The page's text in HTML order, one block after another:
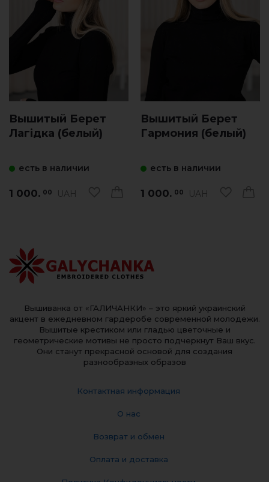
Вышитый Берет
Лагідка (белый)
есть в наличии
1 000. 00 UAH
Вышитый Берет
Гармония (белый)
есть в наличии
1 000. 00 UAH
Вышиванка от «ГАЛИЧАНКИ» – это яркий украинский
акцент в ежедневном гардеробе современной молодежи.
Вышитые крестиком или гладью цветочные и
геометрические мотивы не просто подчеркнут Ваш вкус.
Они станут прекрасной основой для создания
разнообразных образов
Контактная информация
О нас
Возврат и обмен
Оплата и доставка